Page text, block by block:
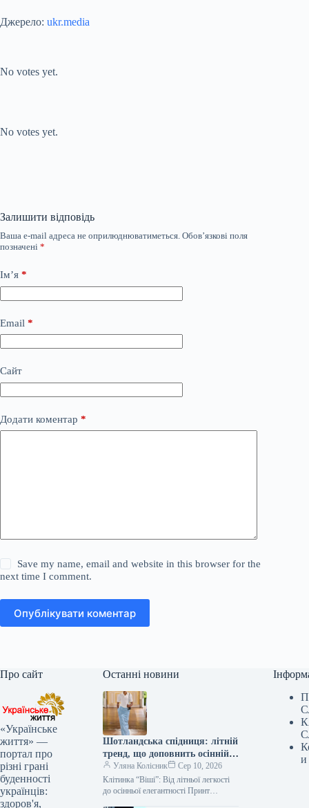
Джерело: ukr.media
No votes yet.
No votes yet.
Залишити відповідь
Ваша e-mail адреса не оприлюднюватиметься. Обов’язкові поля
позначені *
Ім’я *
Email *
Сайт
Додати коментар *
Save my name, email and website in this browser for the
next time I comment.
Опублікувати коментар
Про сайт
«Українське
життя» —
портал про
різні грані
буденності
українців:
здоров'я,
Останні новини
Шотландська спідниця: літній
тренд, що доповнить осінній
гардероб
Уляна Колісник
Сер 10, 2026
Клітинка “Віші”: Від літньої легкості
до осінньої елегантності Принт
и